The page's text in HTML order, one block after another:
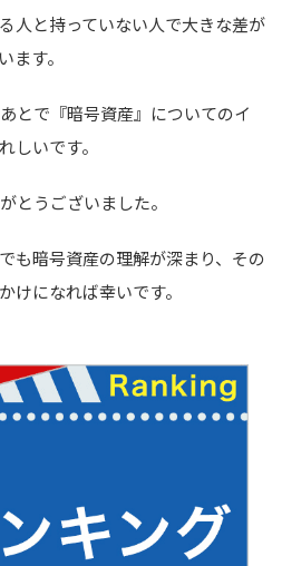
人と持っていない人で大きな差が
ます。
とで『暗号資産』についてのイ
しいです。
とうございました。
も暗号資産の理解が深まり、その
けになれば幸いです。